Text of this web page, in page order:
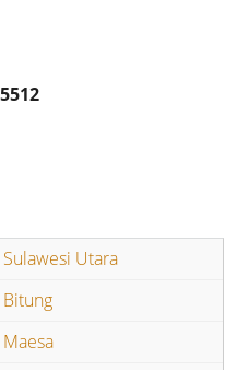
Sulawesi Utara
Bitung
Maesa